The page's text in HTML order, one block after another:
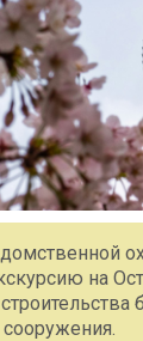
на
сооружения.